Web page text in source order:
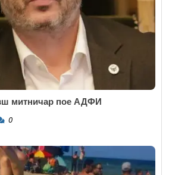
митничар пое АДФИ
0